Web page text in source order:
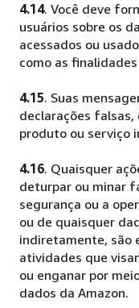
4.14. Você deve
usuários sobre os
acessados ou
como as
4.15. Suas
declarações falsas,
produto ou serviço
4.16. Quaisquer
deturpar ou minar
segurança ou a
ou de quaisquer
indiretamente, são
atividades que
ou enganar por
dados da Amazon.